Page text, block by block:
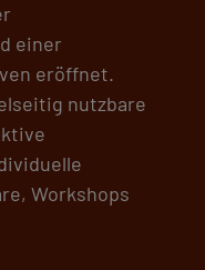
einer
eröffnet.
nutzbare
Workshops